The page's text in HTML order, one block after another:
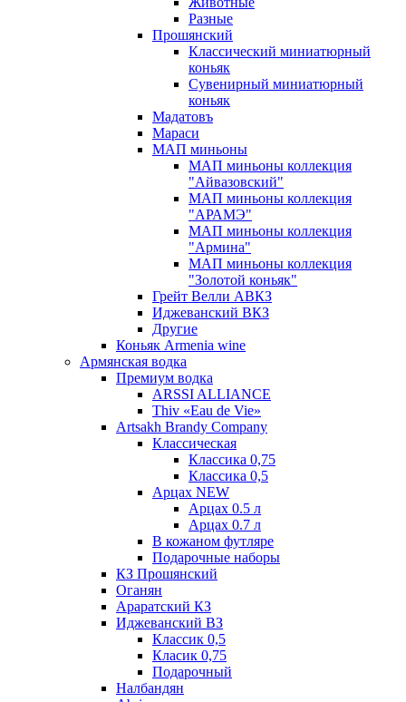
Разные
Прошянский
Классический миниатюрный
коньяк
Сувенирный миниатюрный
коньяк
Мадатовъ
Мараси
МАП миньоны
МАП миньоны коллекция
"Айвазовский"
МАП миньоны коллекция
"АРАМЭ"
МАП миньоны коллекция
"Армина"
МАП миньоны коллекция
"Золотой коньяк"
Грейт Велли АВКЗ
Иджеванский ВКЗ
Другие
Коньяк Armenia wine
Армянская водка
Премиум водка
ARSSI ALLIANCE
Thiv «Eau de Vie»
Artsakh Brandy Company
Классическая
Классика 0,75
Классика 0,5
Арцах NEW
Арцах 0.5 л
Арцах 0.7 л
В кожаном футляре
Подарочные наборы
КЗ Прошянский
Оганян
Араратский КЗ
Иджеванский ВЗ
Классик 0,5
Класик 0,75
Подарочный
Налбандян